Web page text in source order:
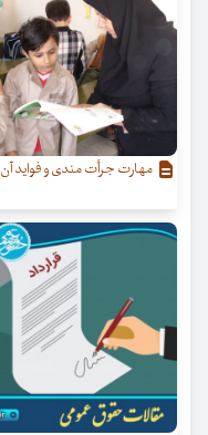
مهارت جرأت مندی و فواید آن